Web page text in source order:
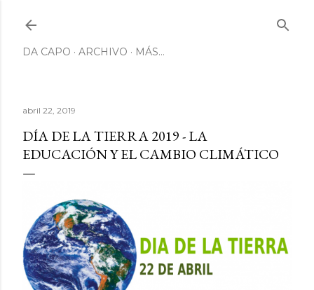
DA CAPO ARCHIVO MÁS…
abril 22, 2019
DÍA DE LA TIERRA 2019 - LA
EDUCACIÓN Y EL CAMBIO CLIMÁTICO